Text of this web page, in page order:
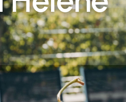
la Villa